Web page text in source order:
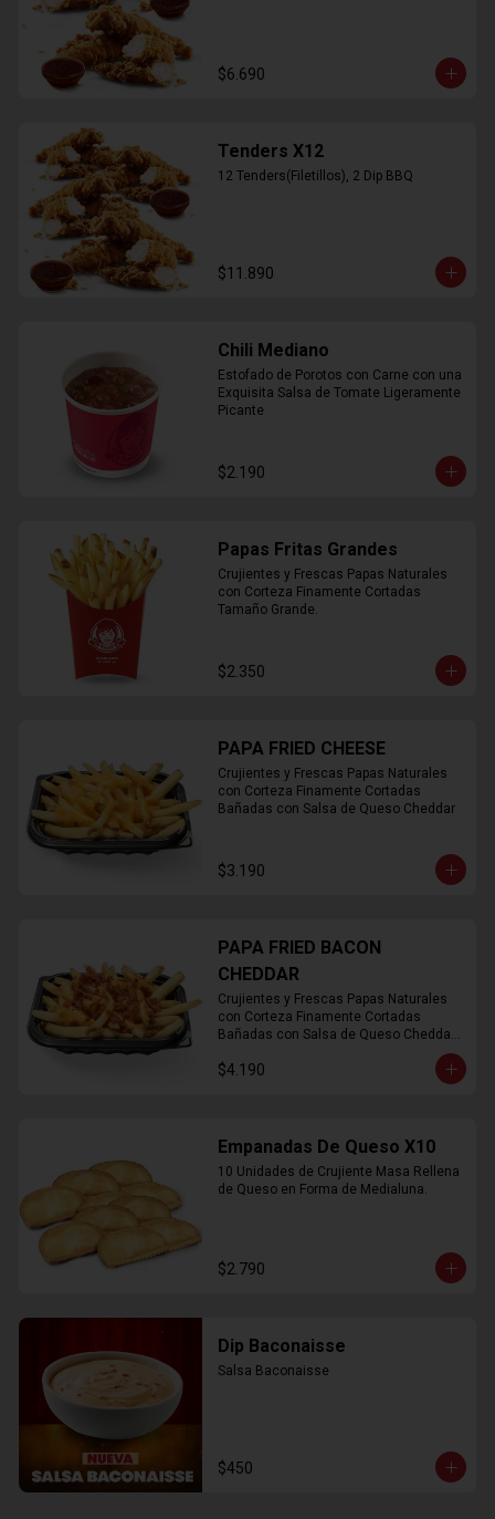
$6.690
Tenders X12
12 Tenders(Filetillos), 2 Dip BBQ
$11.890
Chili Mediano
Estofado de Porotos con Carne con una
Exquisita Salsa de Tomate Ligeramente
Picante
$2.190
Papas Fritas Grandes
Crujientes y Frescas Papas Naturales
con Corteza Finamente Cortadas
Tamaño Grande.
$2.350
PAPA FRIED CHEESE
Crujientes y Frescas Papas Naturales
con Corteza Finamente Cortadas
Bañadas con Salsa de Queso Cheddar
$3.190
PAPA FRIED BACON
CHEDDAR
Crujientes y Frescas Papas Naturales
con Corteza Finamente Cortadas
Bañadas con Salsa de Queso Cheddar
$4.190
Empanadas De Queso X10
10 Unidades de Crujiente Masa Rellena
de Queso en Forma de Medialuna.
$2.790
Dip Baconaisse
Salsa Baconaisse
$450